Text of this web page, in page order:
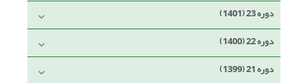
دوره 23 (1401)
دوره 22 (1400)
دوره 21 (1399)